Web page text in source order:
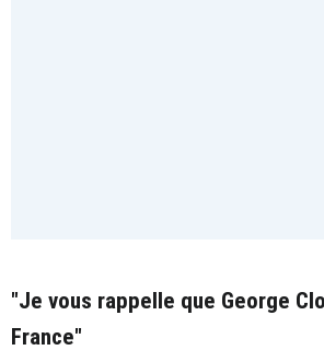
"Je vous rappelle que George
France"